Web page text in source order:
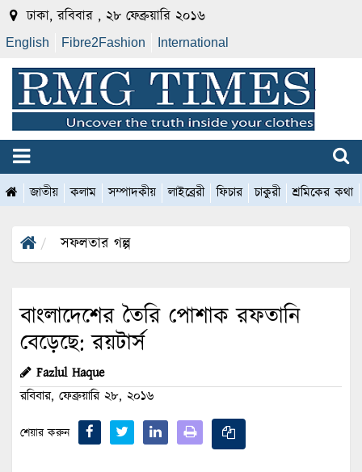
ঢাকা, রবিবার , ২৮ ফেব্রুয়ারি ২০১৬
English Fibre2Fashion International
জাতীয় কলাম সম্পাদকীয় লাইব্রেরী ফিচার চাকুরী শ্রমিকের কথা
সফলতার গল্প
বাংলাদেশের তৈরি পোশাক রফতানি
বেড়েছে: রয়টার্স
Fazlul Haque
রবিবার, ফেব্রুয়ারি ২৮, ২০১৬
শেয়ার করুন